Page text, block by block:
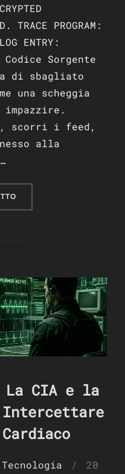
TRACE PROGRAM:
ENTRY:
Sorgente
di sbagliato
una scheggia
scorri i feed,
alla
CIA e la
Intercettare
Tecnologia
20